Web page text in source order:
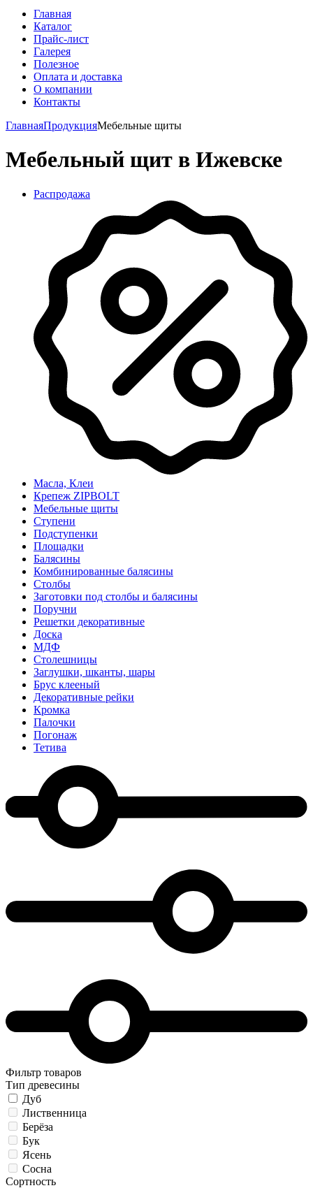
Главная
Каталог
Прайс-лист
Галерея
Полезное
Оплата и доставка
О компании
Контакты
ГлавнаяПродукцияМебельные щиты
Мебельный щит в Ижевске
Распродажа
Масла, Клеи
Крепеж ZIPBOLT
Мебельные щиты
Ступени
Подступенки
Площадки
Балясины
Комбинированные балясины
Столбы
Заготовки под столбы и балясины
Поручни
Решетки декоративные
Доска
МДФ
Столешницы
Заглушки, шканты, шары
Брус клееный
Декоративные рейки
Кромка
Палочки
Погонаж
Тетива
Фильтр товаров
Тип древесины
Дуб
Лиственница
Берёза
Бук
Ясень
Сосна
Сортность